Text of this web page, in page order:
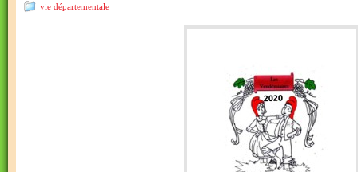
vie départementale